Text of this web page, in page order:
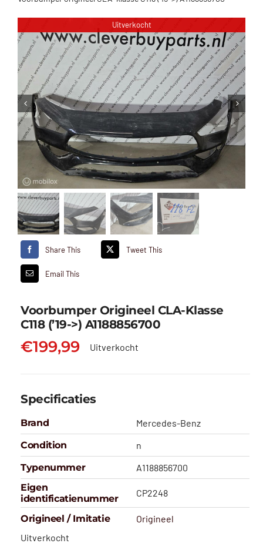
Uitverkocht
Share This Tweet This
Email This
Voorbumper Origineel CLA-Klasse
C118 (’19->) A1188856700
€199,99 Uitverkocht
Specificaties
Brand
Mercedes-Benz
Condition
n
Typenummer
A1188856700
Eigen
identificatienummer
CP2248
Origineel / Imitatie
Origineel
Uitverkocht